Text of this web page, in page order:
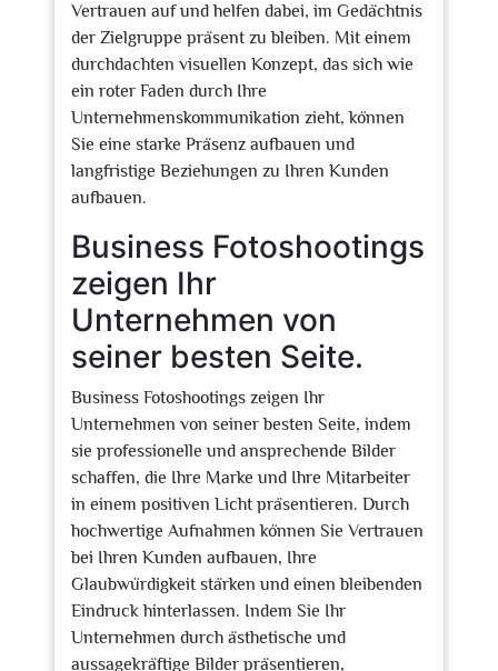
Vertrauen auf und helfen dabei, im Gedächtnis
der Zielgruppe präsent zu bleiben. Mit einem
durchdachten visuellen Konzept, das sich wie
ein roter Faden durch Ihre
Unternehmenskommunikation zieht, können
Sie eine starke Präsenz aufbauen und
langfristige Beziehungen zu Ihren Kunden
aufbauen.
Business Fotoshootings
zeigen Ihr
Unternehmen von
seiner besten Seite.
Business Fotoshootings zeigen Ihr
Unternehmen von seiner besten Seite, indem
sie professionelle und ansprechende Bilder
schaffen, die Ihre Marke und Ihre Mitarbeiter
in einem positiven Licht präsentieren. Durch
hochwertige Aufnahmen können Sie Vertrauen
bei Ihren Kunden aufbauen, Ihre
Glaubwürdigkeit stärken und einen bleibenden
Eindruck hinterlassen. Indem Sie Ihr
Unternehmen durch ästhetische und
aussagekräftige Bilder präsentieren,